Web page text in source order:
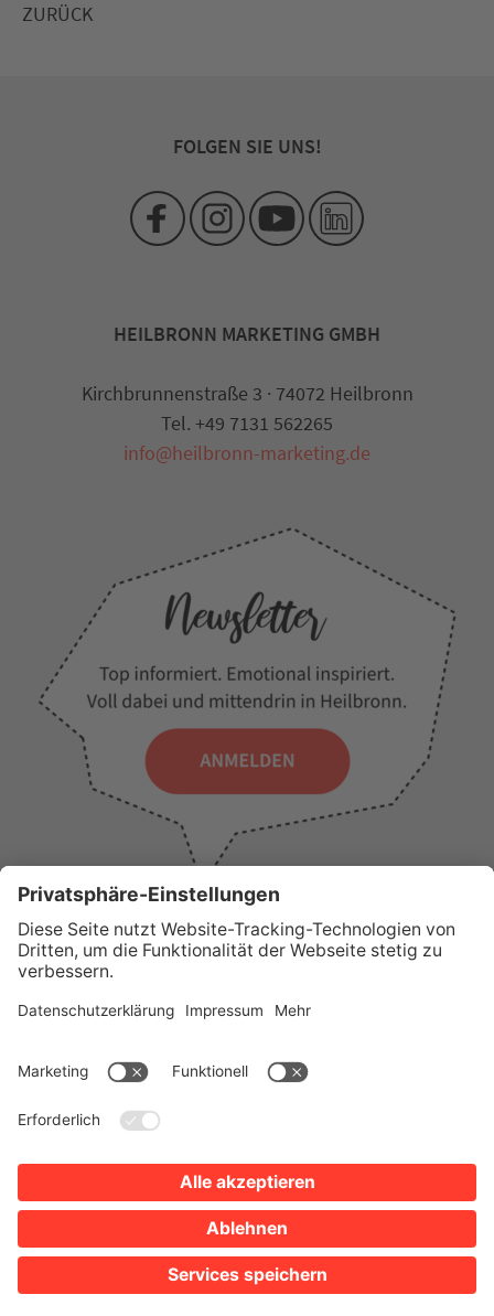
ZURÜCK
FOLGEN SIE UNS!
WICHTIGE LINKS
PresseWir über unsTourist-Information
Erklärung zur Barrierefreiheit
Impressum
HEILBRONN MARKETING GMBH
Kirchbrunnenstraße 3 · 74072 Heilbronn
Tel. +49 7131 562265
info@heilbronn-marketing.de